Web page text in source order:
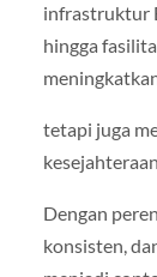
infrastruktur
hingga
tetapi juga
Dengan
konsisten,